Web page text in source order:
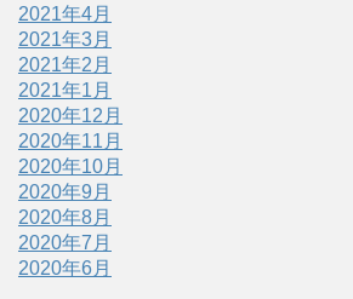
2021年4月
2021年3月
2021年2月
2021年1月
2020年12月
2020年11月
2020年10月
2020年9月
2020年8月
2020年7月
2020年6月